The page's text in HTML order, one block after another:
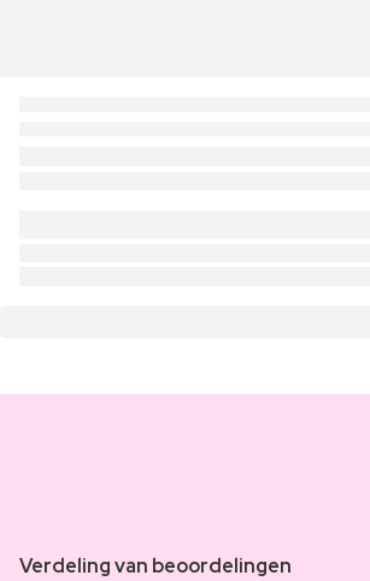
Verdeling van beoordelingen